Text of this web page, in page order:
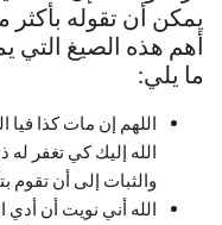
يمكن أن تقوله
أهم هذه الصيغ التي
ما يلي:
اللهم إن مات كذا فيا
الله إليك كي تغفر له
والثبات إلى أن تقوم
الله أني نويت أن أدي